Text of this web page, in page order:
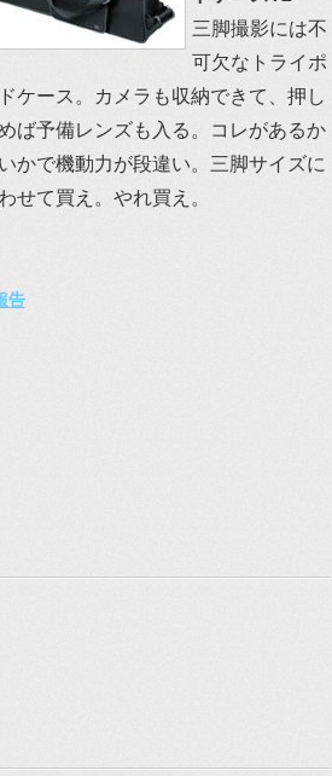
三脚撮影には不
可欠なトライポ
ケース。カメラも収納できて、押し
ば予備レンズも入る。コレがあるか
かで機動力が段違い。三脚サイズに
せて買え。やれ買え。
告